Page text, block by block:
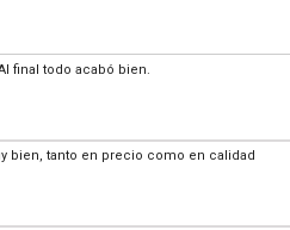
final todo acabó bien.
bien, tanto en precio como en calidad